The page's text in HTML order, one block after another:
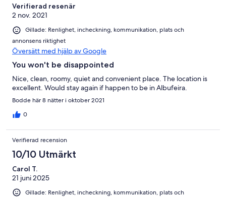
Verifierad resenär
2 nov. 2021
Gillade: Renlighet, incheckning, kommunikation, plats och
annonsens riktighet
Översätt med hjälp av Google
You won't be disappointed
Nice, clean, roomy, quiet and convenient place. The location is
excellent. Would stay again if happen to be in Albufeira.
Bodde här 8 nätter i oktober 2021
0
Verifierad recension
10/10 Utmärkt
Carol T.
21 juni 2025
Gillade: Renlighet, incheckning, kommunikation, plats och